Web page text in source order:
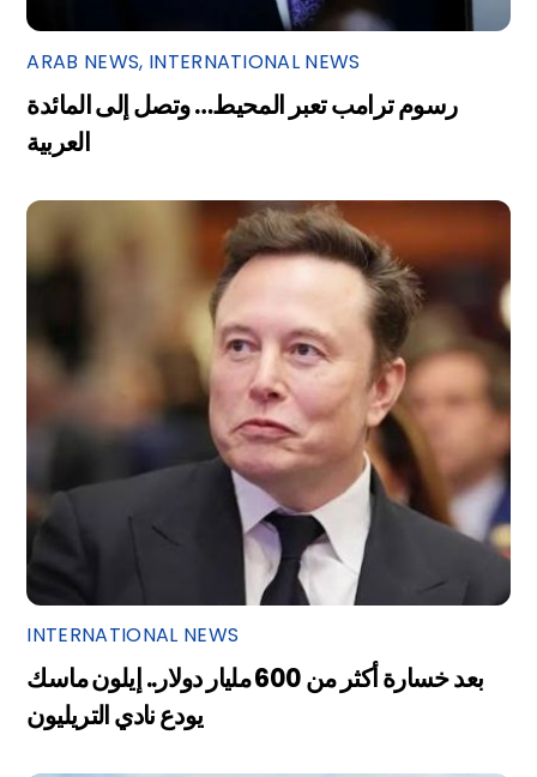
ARAB NEWS, INTERNATIONAL NEWS
رسوم ترامب تعبر المحيط… وتصل إلى المائدة
العربية
INTERNATIONAL NEWS
بعد خسارة أكثر من 600 مليار دولار.. إيلون ماسك
يودع نادي التريليون